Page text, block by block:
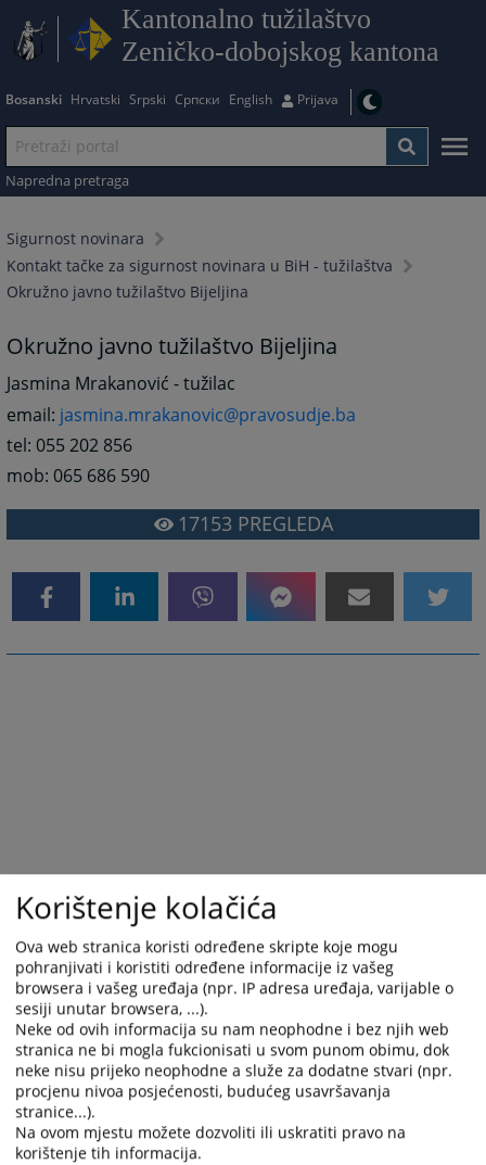
Kantonalno tužilaštvo
Zeničko-dobojskog kantona
Bosanski Hrvatski Srpski Српски English Prijava
Napredna pretraga
Sigurnost novinara
Kontakt tačke za sigurnost novinara u BiH - tužilaštva
Okružno javno tužilaštvo Bijeljina
Okružno javno tužilaštvo Bijeljina
Jasmina Mrakanović - tužilac
email: jasmina.mrakanovic@pravosudje.ba
tel: 055 202 856
mob: 065 686 590
17153 PREGLEDA
Korištenje kolačića
Ova web stranica koristi određene skripte koje mogu
pohranjivati i koristiti određene informacije iz vašeg
browsera i vašeg uređaja (npr. IP adresa uređaja, varijable o
sesiji unutar browsera, ...).
Neke od ovih informacija su nam neophodne i bez njih web
stranica ne bi mogla fukcionisati u svom punom obimu, dok
neke nisu prijeko neophodne a služe za dodatne stvari (npr.
procjenu nivoa posjećenosti, budućeg usavršavanja
stranice...).
Na ovom mjestu možete dozvoliti ili uskratiti pravo na
korištenje tih informacija.